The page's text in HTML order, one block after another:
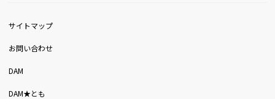
サイトマップ
お問い合わせ
DAM
DAM★とも